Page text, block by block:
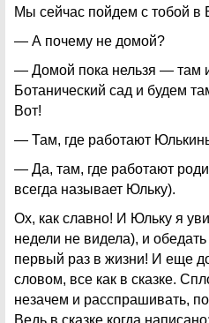
Мы сейчас пойдем с тобой в
— А почему не домой?
— Домой пока нельзя — там
Ботанический сад и будем
Вот!
— Там, где работают
— Да, там, где работают
всегда называет Юльку).
Ох, как славно! И Юльку я
недели не видела), и
первый раз в жизни! И еще
словом, все как в сказке.
незачем и расспрашивать,
Ведь в сказке когда